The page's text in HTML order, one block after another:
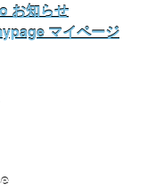
お知らせ
マイページ